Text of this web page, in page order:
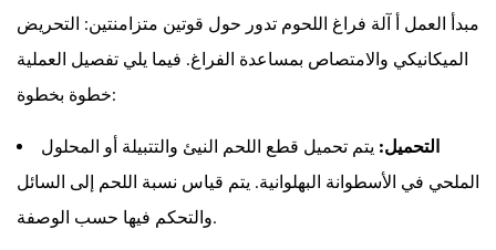
3.2
تحسين
طراوة
اللحوم
وملمسها
3.3
زيادة
الإنتاجية
مبدأ العمل أ آلة فراغ اللحوم تدور حول قوتين متزامنتين: التحريض
الميكانيكي والامتصاص بمساعدة الفراغ. فيما يلي تفصيل العملية
خطوة بخطوة:
التحميل: يتم تحميل قطع اللحم النيئ والتتبيلة أو المحلول
الملحي في الأسطوانة البهلوانية. يتم قياس نسبة اللحم إلى السائل
والتحكم فيها حسب الوصفة.